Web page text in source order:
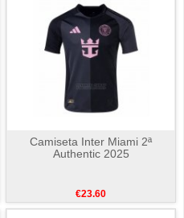
Camiseta Inter Miami 2ª
Authentic 2025
€23.60